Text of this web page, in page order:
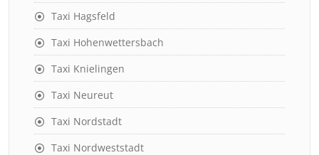
Taxi Hagsfeld
Taxi Hohenwettersbach
Taxi Knielingen
Taxi Neureut
Taxi Nordstadt
Taxi Nordweststadt